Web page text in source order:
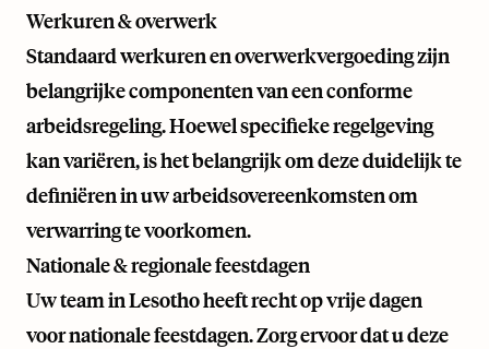
Werkuren & overwerk
Standaard werkuren en overwerkvergoeding zijn
belangrijke componenten van een conforme
arbeidsregeling. Hoewel specifieke regelgeving
kan variëren, is het belangrijk om deze duidelijk te
definiëren in uw arbeidsovereenkomsten om
verwarring te voorkomen.
Nationale & regionale feestdagen
Uw team in Lesotho heeft recht op vrije dagen
voor nationale feestdagen. Zorg ervoor dat u deze